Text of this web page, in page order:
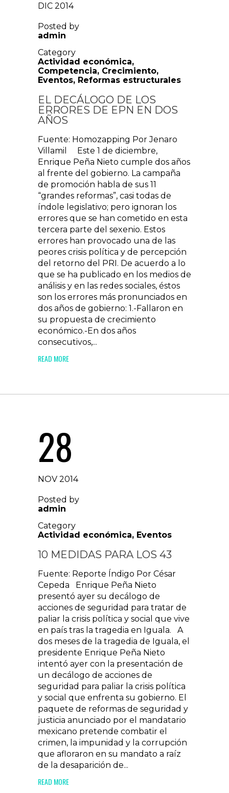
DIC 2014
Posted by
admin
Category
Actividad económica,
Competencia, Crecimiento,
Eventos, Reformas estructurales
EL DECÁLOGO DE LOS
ERRORES DE EPN EN DOS
AÑOS
Fuente: Homozapping Por Jenaro
Villamil Este 1 de diciembre,
Enrique Peña Nieto cumple dos años
al frente del gobierno. La campaña
de promoción habla de sus 11
“grandes reformas”, casi todas de
índole legislativo; pero ignoran los
errores que se han cometido en esta
tercera parte del sexenio. Estos
errores han provocado una de las
peores crisis política y de percepción
del retorno del PRI. De acuerdo a lo
que se ha publicado en los medios de
análisis y en las redes sociales, éstos
son los errores más pronunciados en
dos años de gobierno: 1.-Fallaron en
su propuesta de crecimiento
económico.-En dos años
consecutivos,...
READ MORE
28
NOV 2014
Posted by
admin
Category
Actividad económica, Eventos
10 MEDIDAS PARA LOS 43
Fuente: Reporte Índigo Por César
Cepeda Enrique Peña Nieto
presentó ayer su decálogo de
acciones de seguridad para tratar de
paliar la crisis política y social que vive
en país tras la tragedia en Iguala. A
dos meses de la tragedia de Iguala, el
presidente Enrique Peña Nieto
intentó ayer con la presentación de
un decálogo de acciones de
seguridad para paliar la crisis política
y social que enfrenta su gobierno. El
paquete de reformas de seguridad y
justicia anunciado por el mandatario
mexicano pretende combatir el
crimen, la impunidad y la corrupción
que afloraron en su mandato a raíz
de la desaparición de...
READ MORE